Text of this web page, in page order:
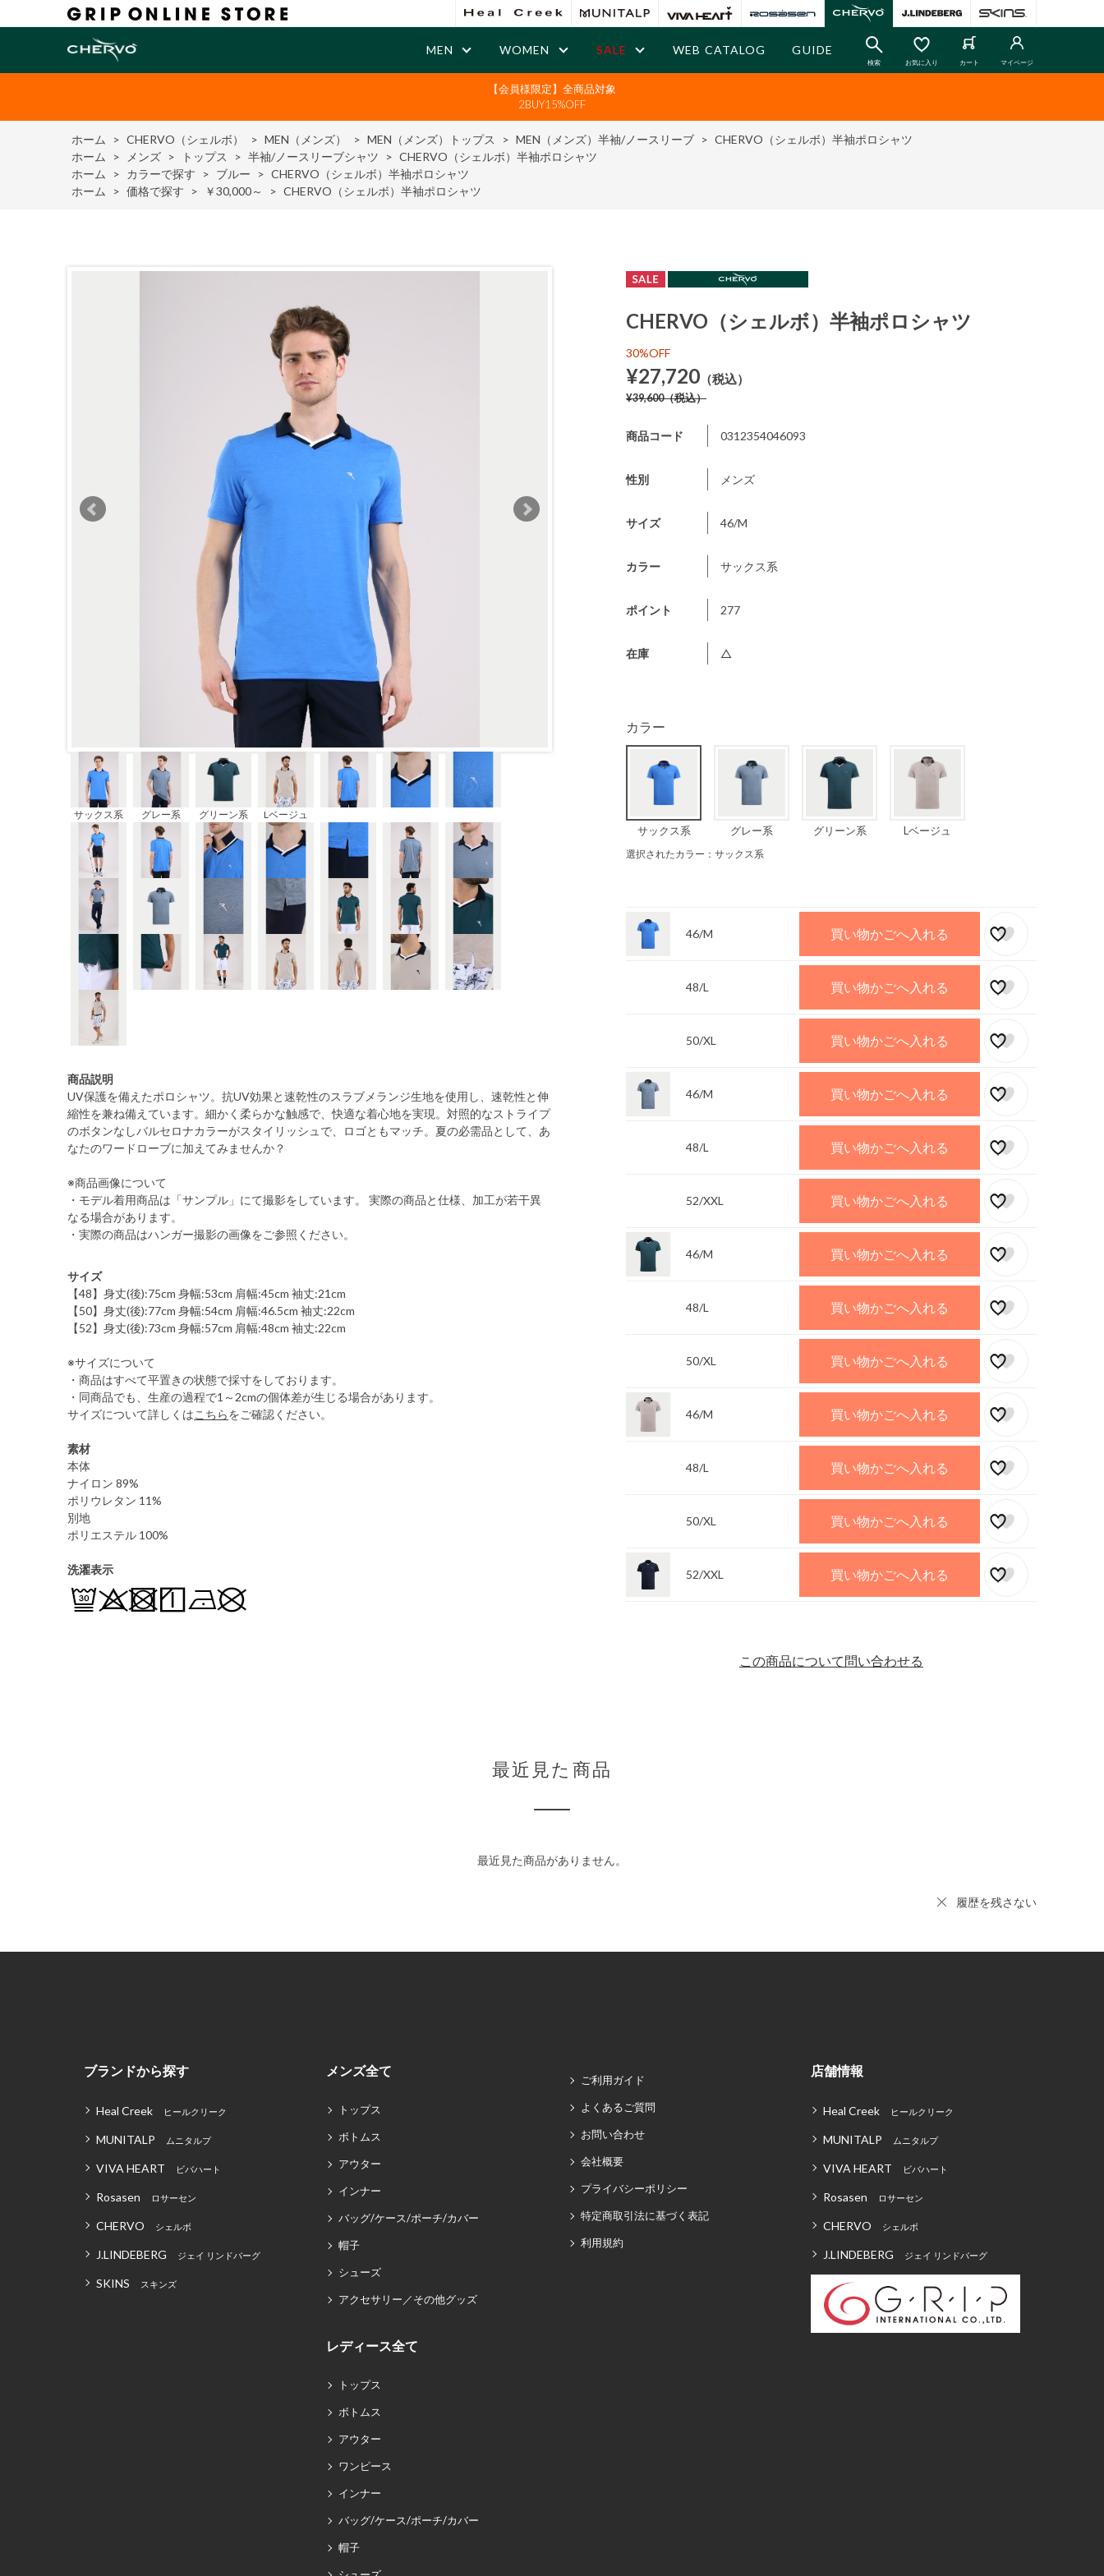
MEN WOMEN SALE WEB CATALOG GUIDE
検索 お気に入り カート マイページ
【会員様限定】全商品対象
2BUY15%OFF
ホーム > CHERVO（シェルボ） > MEN（メンズ） > MEN（メンズ）トップス > MEN（メンズ）半袖/ノースリーブ > CHERVO（シェルボ）半袖ポロシャツ
ホーム
> メンズ > トップス > 半袖/ノースリーブシャツ > CHERVO（シェルボ）半袖ポロシャツ
ホーム
> カラーで探す > ブルー > CHERVO（シェルボ）半袖ポロシャツ
ホーム
> 価格で探す > ￥30,000～ > CHERVO（シェルボ）半袖ポロシャツ
サックス系 グレー系 グリーン系 Lベージュ
商品説明
UV保護を備えたポロシャツ。抗UV効果と速乾性のスラブメランジ生地を使用し、速乾性と伸
縮性を兼ね備えています。細かく柔らかな触感で、快適な着心地を実現。対照的なストライプ
のボタンなしバルセロナカラーがスタイリッシュで、ロゴともマッチ。夏の必需品として、あ
なたのワードローブに加えてみませんか？
※商品画像について
・モデル着用商品は「サンプル」にて撮影をしています。 実際の商品と仕様、加工が若干異
なる場合があります。
・実際の商品はハンガー撮影の画像をご参照ください。
サイズ
【48】身丈(後):75cm 身幅:53cm 肩幅:45cm 袖丈:21cm
【50】身丈(後):77cm 身幅:54cm 肩幅:46.5cm 袖丈:22cm
【52】身丈(後):73cm 身幅:57cm 肩幅:48cm 袖丈:22cm
※サイズについて
・商品はすべて平置きの状態で採寸をしております。
・同商品でも、生産の過程で1～2cmの個体差が生じる場合があります。
サイズについて詳しくはこちらをご確認ください。
素材
本体
ナイロン 89%
ポリウレタン 11%
別地
ポリエステル 100%
洗濯表示
CHERVO（シェルボ）半袖ポロシャツ
30%OFF
¥27,720 （税込）
¥39,600（税込）
商品コード 0312354046093
性別 メンズ
サイズ 46/M
カラー サックス系
ポイント 277
在庫 △
カラー
サックス系 グレー系 グリーン系 Lベージュ
選択されたカラー：サックス系
46/M 買い物かごへ入れる
48/L 買い物かごへ入れる
50/XL 買い物かごへ入れる
46/M 買い物かごへ入れる
48/L 買い物かごへ入れる
52/XXL 買い物かごへ入れる
46/M 買い物かごへ入れる
48/L 買い物かごへ入れる
50/XL 買い物かごへ入れる
46/M 買い物かごへ入れる
48/L 買い物かごへ入れる
50/XL 買い物かごへ入れる
52/XXL 買い物かごへ入れる
この商品について問い合わせる
最近見た商品
最近見た商品がありません。
履歴を残さない
ブランドから探す
Heal Creek ヒールクリーク
MUNITALP ムニタルプ
VIVA HEART ビバハート
Rosasen ロサーセン
CHERVO シェルボ
J.LINDEBERG ジェイ リンドバーグ
SKINS スキンズ
メンズ全て
トップス
ボトムス
アウター
インナー
バッグ/ケース/ポーチ/カバー
帽子
シューズ
アクセサリー／その他グッズ
レディース全て
トップス
ボトムス
アウター
ワンピース
インナー
バッグ/ケース/ポーチ/カバー
帽子
ご利用ガイド
よくあるご質問
お問い合わせ
会社概要
プライバシーポリシー
特定商取引法に基づく表記
利用規約
店舗情報
Heal Creek ヒールクリーク
MUNITALP ムニタルプ
VIVA HEART ビバハート
Rosasen ロサーセン
CHERVO シェルボ
J.LINDEBERG ジェイ リンドバーグ